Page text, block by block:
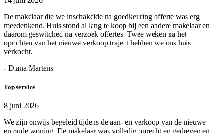
De makelaar die we inschakelde na goedkeuring offerte was erg
meedenkend. Huis stond al lang te koop bij een andere makelaar en
daarom geswitched na verzoek offertes. Twee weken na het
oprichten van het nieuwe verkoop traject hebben we ons huis
verkocht.
- Diana Martens
Top service
8 juni 2026
We zijn onwijs begeleid tijdens de aan- en verkoop van de nieuwe
en oude woning. De makelaar was volledig oprecht en gedreven en